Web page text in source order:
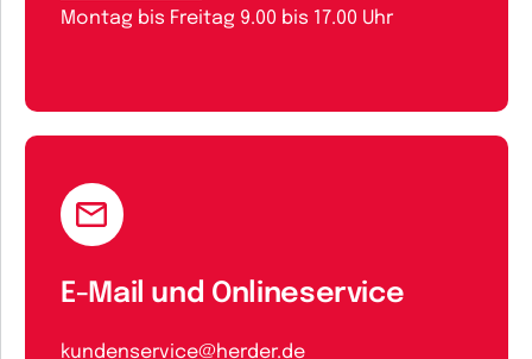
Montag bis Freitag 9.00 bis 17.00 Uhr
E-Mail und Onlineservice
kundenservice@herder.de